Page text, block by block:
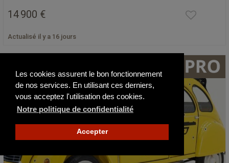
Les cookies assurent le bon fonctionnement
de nos services. En utilisant ces derniers,
vous acceptez l'utilisation des cookies.
Notre politique de confidentialité
Accepter
14 900 €
Actualisé il y a 16 jours